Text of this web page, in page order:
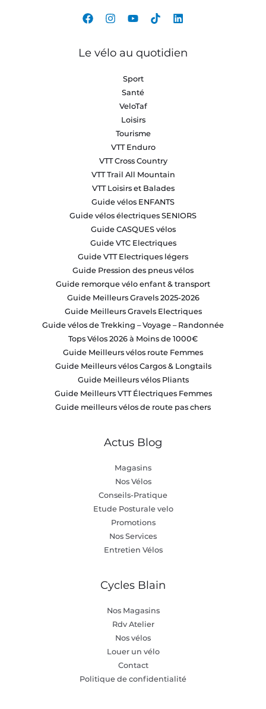
Le vélo au quotidien
Sport
Santé
VeloTaf
Loisirs
Tourisme
VTT Enduro
VTT Cross Country
VTT Trail All Mountain
VTT Loisirs et Balades
Guide vélos ENFANTS
Guide vélos électriques SENIORS
Guide CASQUES vélos
Guide VTC Electriques
Guide VTT Electriques légers
Guide Pression des pneus vélos
Guide remorque vélo enfant & transport
Guide Meilleurs Gravels 2025-2026
Guide Meilleurs Gravels Electriques
Guide vélos de Trekking – Voyage – Randonnée
Tops Vélos 2026 à Moins de 1000€
Guide Meilleurs vélos route Femmes
Guide Meilleurs vélos Cargos & Longtails
Guide Meilleurs vélos Pliants
Guide Meilleurs VTT Électriques Femmes
Guide meilleurs vélos de route pas chers
Actus Blog
Magasins
Nos Vélos
Conseils-Pratique
Etude Posturale velo
Promotions
Nos Services
Entretien Vélos
Cycles Blain
Nos Magasins
Rdv Atelier
Nos vélos
Louer un vélo
Contact
Politique de confidentialité